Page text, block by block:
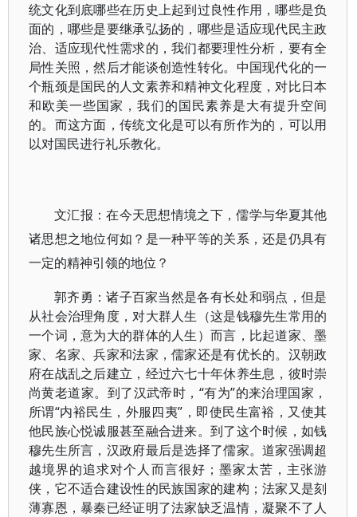
统文化到底哪些在历史上起到过良性作用，哪些是负
面的，哪些是要继承弘扬的，哪些是适应现代民主政
治、适应现代性需求的，我们都要理性分析，要有全
局性关照，然后才能谈创造性转化。中国现代化的一
个瓶颈是国民的人文素养和精神文化程度，对比日本
和欧美一些国家，我们的国民素养是大有提升空间
的。而这方面，传统文化是可以有所作为的，可以用
以对国民进行礼乐教化。
文汇报：在今天思想情境之下，儒学与华夏其他
诸思想之地位何如？是一种平等的关系，还是仍具有
一定的精神引领的地位？
郭齐勇：诸子百家当然是各有长处和弱点，但是
从社会治理角度，对大群人生（这是钱穆先生常用的
一个词，意为大的群体的人生）而言，比起道家、墨
家、名家、兵家和法家，儒家还是有优长的。汉朝政
府在战乱之后建立，经过六七十年休养生息，彼时崇
尚黄老道家。到了汉武帝时，“有为”的来治理国家，
所谓“内裕民生，外服四夷”，即使民生富裕，又使其
他民族心悦诚服甚至融合进来。到了这个时候，如钱
穆先生所言，汉政府最后是选择了儒家。道家强调超
越境界的追求对个人而言很好；墨家太苦，主张游
侠，它不适合建设性的民族国家的建构；法家又是刻
薄寡恩，暴秦已经证明了法家缺乏温情，凝聚不了人